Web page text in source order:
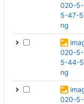
020-5-
5-47-
ng
020-5-
5-44-
ng
020-5-